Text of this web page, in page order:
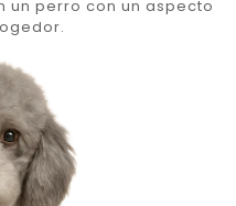
un perro con un aspecto